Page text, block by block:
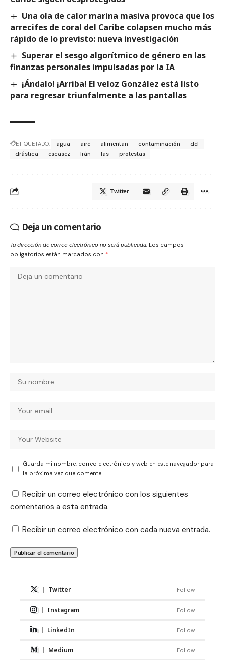
Una ola de calor marina masiva provoca que los
arrecifes de coral del Caribe colapsen mucho más
rápido de lo previsto: nueva investigación
Superar el sesgo algorítmico de género en las
finanzas personales impulsadas por la IA
¡Ándalo! ¡Arriba! El veloz González está listo
para regresar triunfalmente a las pantallas
ETIQUETADO: agua aire alimentan contaminación
del
drástica
escasez Irán las protestas
Twitter
Deja un comentario
Tu dirección de correo electrónico no será publicada. Los campos
obligatorios están marcados con *
Guarda mi nombre, correo electrónico y web en este navegador para
la próxima vez que comente.
Recibir un correo electrónico con los siguientes
comentarios a esta entrada.
Recibir un correo electrónico con cada nueva entrada.
Twitter Follow
Instagram Follow
LinkedIn Follow
Medium Follow